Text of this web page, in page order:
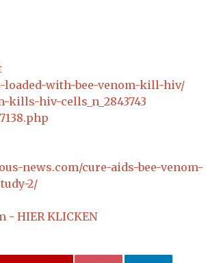
loaded-with-bee-venom-kill-hiv/
hiv-cells_n_2843743
news.com/cure-aids-bee-venom-
2/
- HIER KLICKEN